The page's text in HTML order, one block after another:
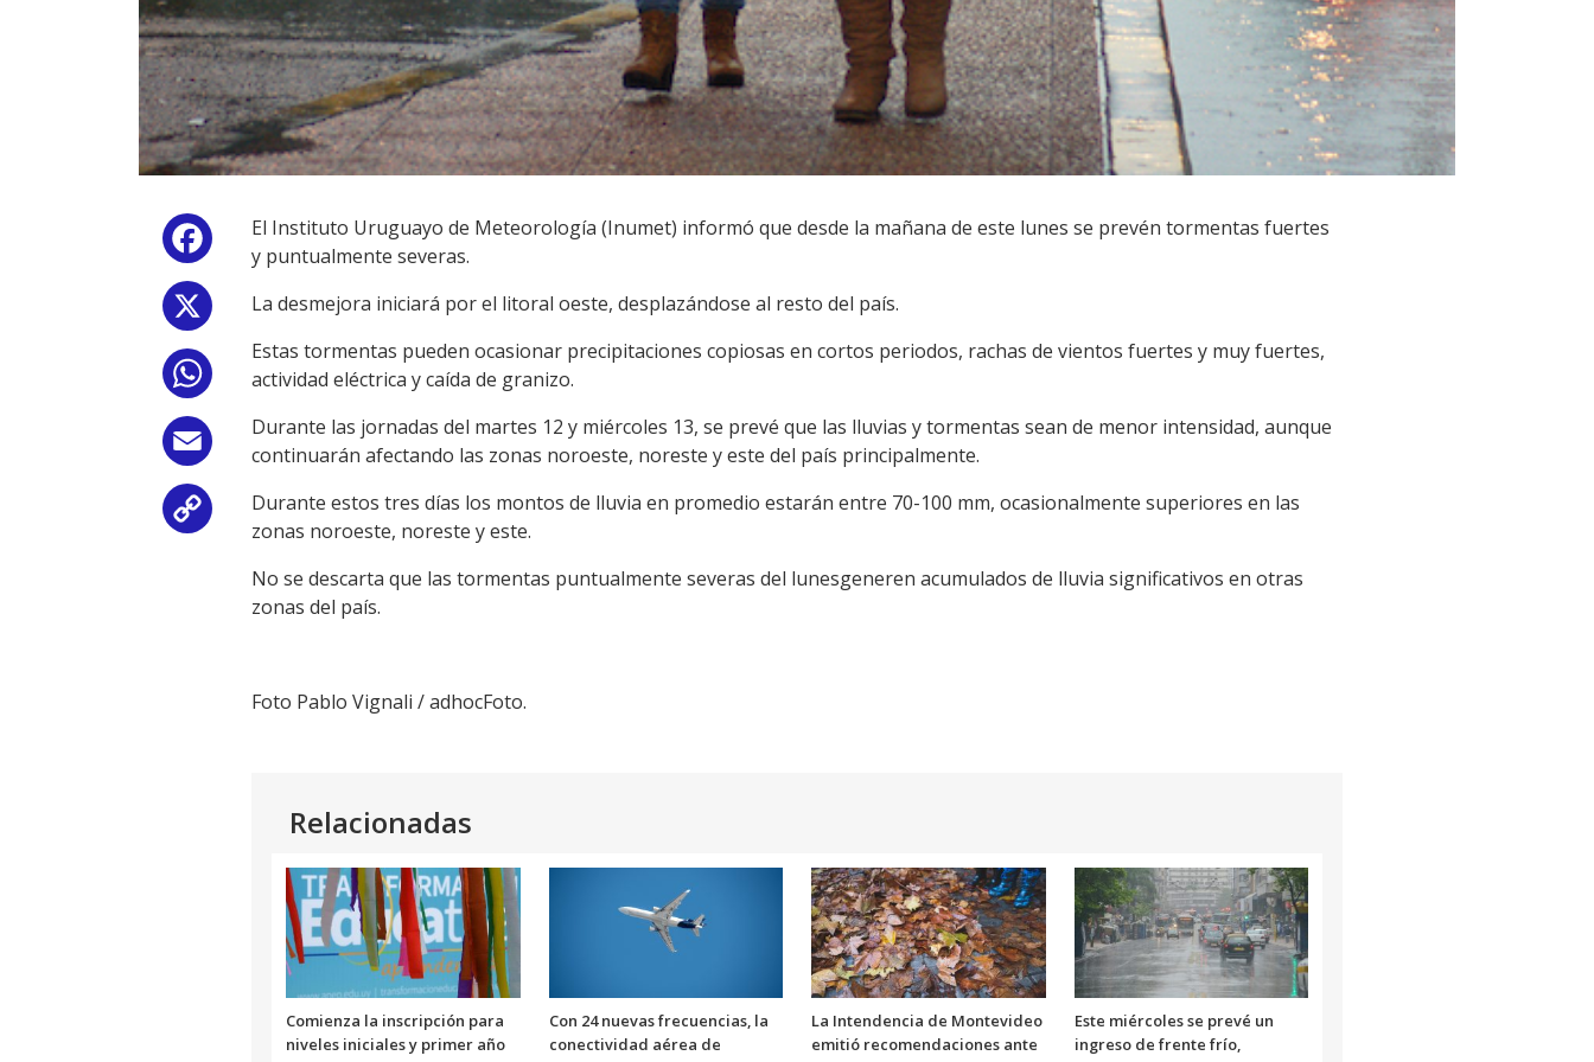
Facebook
WhatsApp
Email
Copy
El Instituto Uruguayo de Meteorología (Inumet) informó que desde la mañana de este lunes se prevén tormentas fuertes
y puntualmente severas.
La desmejora iniciará por el litoral oeste, desplazándose al resto del país.
Estas tormentas pueden ocasionar precipitaciones copiosas en cortos periodos, rachas de vientos fuertes y muy fuertes,
actividad eléctrica y caída de granizo.
Durante las jornadas del martes 12 y miércoles 13, se prevé que las lluvias y tormentas sean de menor intensidad, aunque
continuarán afectando las zonas noroeste, noreste y este del país principalmente.
Durante estos tres días los montos de lluvia en promedio estarán entre 70-100 mm, ocasionalmente superiores en las
zonas noroeste, noreste y este.
No se descarta que las tormentas puntualmente severas del lunesgeneren acumulados de lluvia significativos en otras
zonas del país.
Foto Pablo Vignali / adhocFoto.
Relacionadas
Comienza la inscripción para
niveles iniciales y primer año
Con 24 nuevas frecuencias, la
conectividad aérea de
La Intendencia de Montevideo
emitió recomendaciones ante
Este miércoles se prevé un
ingreso de frente frío,